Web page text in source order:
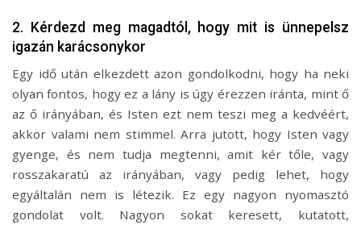
2. Kérdezd meg magadtól, hogy mit is ünnepelsz
igazán karácsonykor
Egy idő után elkezdett azon gondolkodni, hogy ha neki
olyan fontos, hogy ez a lány is úgy érezzen iránta, mint ő
az ő irányában, és Isten ezt nem teszi meg a kedvéért,
akkor valami nem stimmel. Arra jutott, hogy Isten vagy
gyenge, és nem tudja megtenni, amit kér tőle, vagy
rosszakaratú az irányában, vagy pedig lehet, hogy
egyáltalán nem is létezik. Ez egy nagyon nyomasztó
gondolat volt. Nagyon sokat keresett, kutatott,